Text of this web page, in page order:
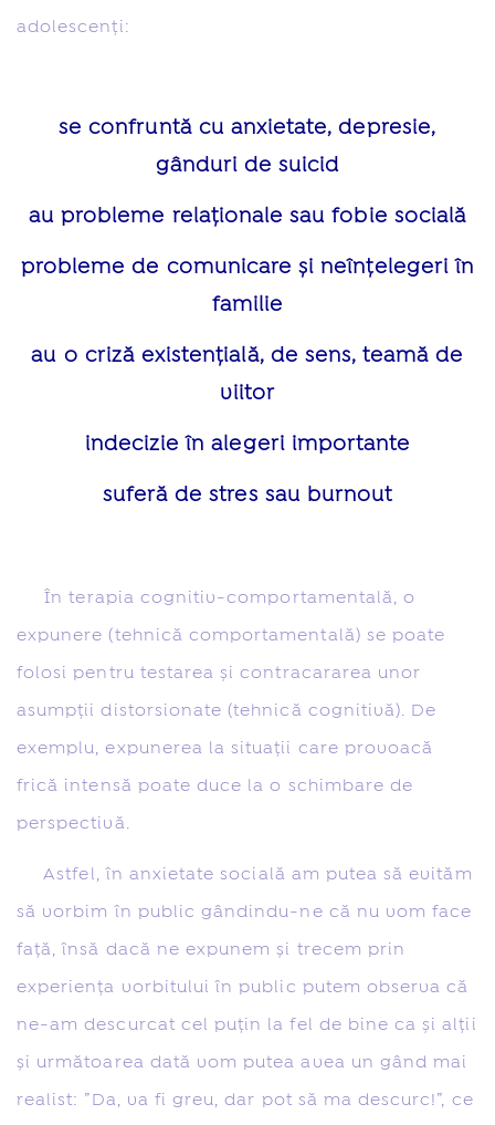
adolescenți:
se confruntă cu anxietate, depresie,
gânduri de suicid
au probleme relaționale sau fobie socială
probleme de comunicare și neînțelegeri în
familie
au o criză existențială, de sens, teamă de
viitor
indecizie în alegeri importante
suferă de stres sau burnout
În terapia cognitiv-comportamentală, o
expunere (tehnică comportamentală) se poate
folosi pentru testarea și contracararea unor
asumpții distorsionate (tehnică cognitivă). De
exemplu, expunerea la situații care provoacă
frică intensă poate duce la o schimbare de
perspectivă.
Astfel, în anxietate socială am putea să evităm
să vorbim în public gândindu-ne că nu vom face
față, însă dacă ne expunem și trecem prin
experiența vorbitului în public putem observa că
ne-am descurcat cel puțin la fel de bine ca și alții
și următoarea dată vom putea avea un gând mai
realist: ”Da, va fi greu, dar pot să ma descurc!”, ce